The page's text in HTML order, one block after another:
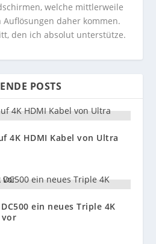
welche mittlerweile
daher kommen.
den ich absolut unterstütze.
POSTS
4K HDMI Kabel von Ultra
ein neues Triple 4K
vor